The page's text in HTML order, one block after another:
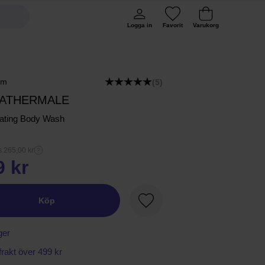
Logga in Favorit Varukorg
(5)
Body Wash
265,00 kr
kr
Köp
Favorit
över 499 kr